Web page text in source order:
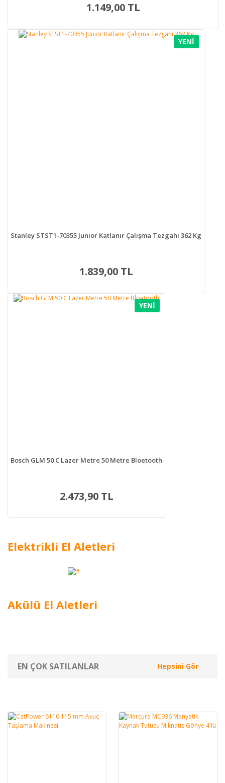
1.149,00 TL
YENİ
Stanley STST1-70355 Junior Katlanır Çalışma Tezgahı 362 Kg
1.839,00 TL
YENİ
Bosch GLM 50 C Lazer Metre 50 Metre Bloetooth
2.473,90 TL
Elektrikli El Aletleri
Akülü El Aletleri
Hepsini Gör
EN ÇOK SATILANLAR